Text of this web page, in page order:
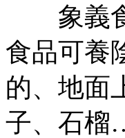
象義食
食品可養
的、地面
子、石